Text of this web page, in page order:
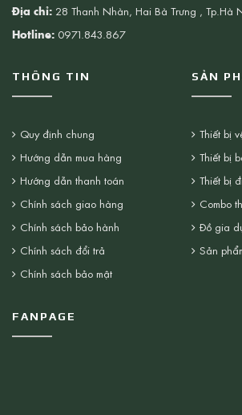
Địa chỉ: 28 Thanh Nhàn, Hai Bà Trưng , Tp.Hà
Hotline: 0971.843.867
THÔNG TIN
Quy định chung
Hướng dẫn mua hàng
Hướng dẫn thanh toán
Chính sách giao hàng
Chính sách bảo hành
Chính sách đổi trả
Chính sách bảo mật
SẢN
Thiết bị
Thiết bị
Thiết bị
Combo
Đồ gia
Sản
FANPAGE